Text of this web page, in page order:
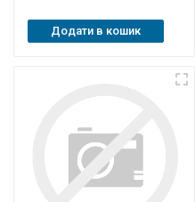
Додати в кошик